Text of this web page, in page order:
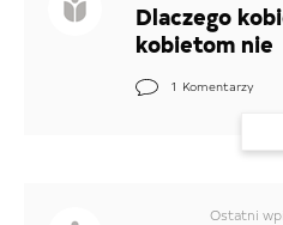
Dlaczego
kobietom nie
1 Komentarzy
Ostatni